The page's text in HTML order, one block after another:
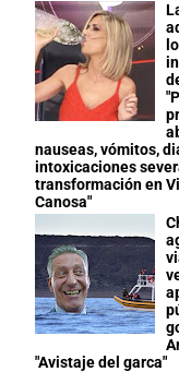
nauseas, vómitos,
intoxicaciones
transformación en
Canosa"
"Avistaje del garca"